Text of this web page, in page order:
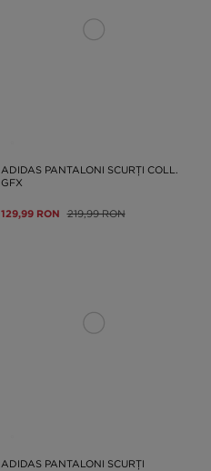
ADIDAS PANTALONI SCURȚI COLL.
GFX
129,99 RON 219,99 RON
ADIDAS PANTALONI SCURȚI